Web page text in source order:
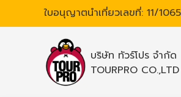
ใบอนุญาตนำเที่ยวเลขที่: 11/
บริษัท ทัวร์โปร จำกัด
TOURPRO CO.,LTD